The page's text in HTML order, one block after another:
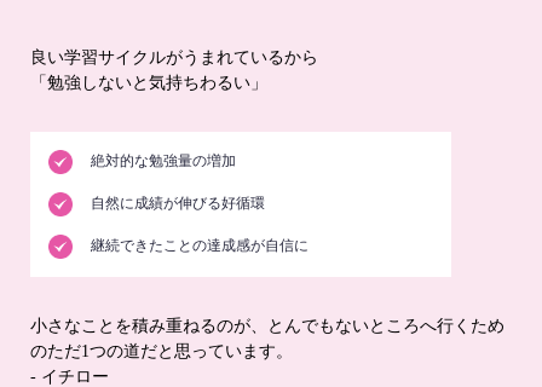
良い学習サイクルがうまれているから
「勉強しないと気持ちわるい」
絶対的な勉強量の増加
自然に成績が伸びる好循環
継続できたことの達成感が自信に
小さなことを積み重ねるのが、とんでもないところへ行くため
のただ1つの道だと思っています。
- イチロー